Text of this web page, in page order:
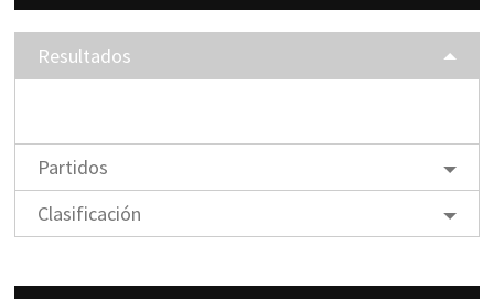
Resultados
Partidos
Clasificación